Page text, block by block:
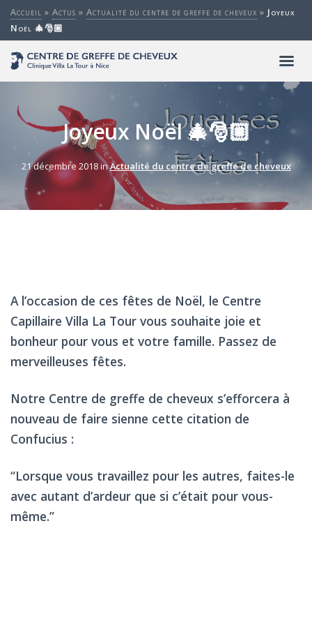
Accueil » Actus » Actualité du centre de greffe de cheveux » Joyeux
Noël 🎄🎅🏼
Joyeux Noël 🎄🎅🏼
21 décembre 2018 inActualité du centre de greffe de cheveux
A l’occasion de ces fêtes de Noël, le Centre
Capillaire Villa La Tour vous souhaite joie et
bonheur pour vous et votre famille. Passez de
merveilleuses fêtes.
Notre Centre de greffe de cheveux s’efforcera à
nouveau de faire sienne cette citation de
Confucius :
“Lorsque vous travaillez pour les autres, faites-le
avec autant d’ardeur que si c’était pour vous-
même.”